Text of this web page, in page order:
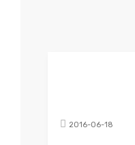
2016-06-18